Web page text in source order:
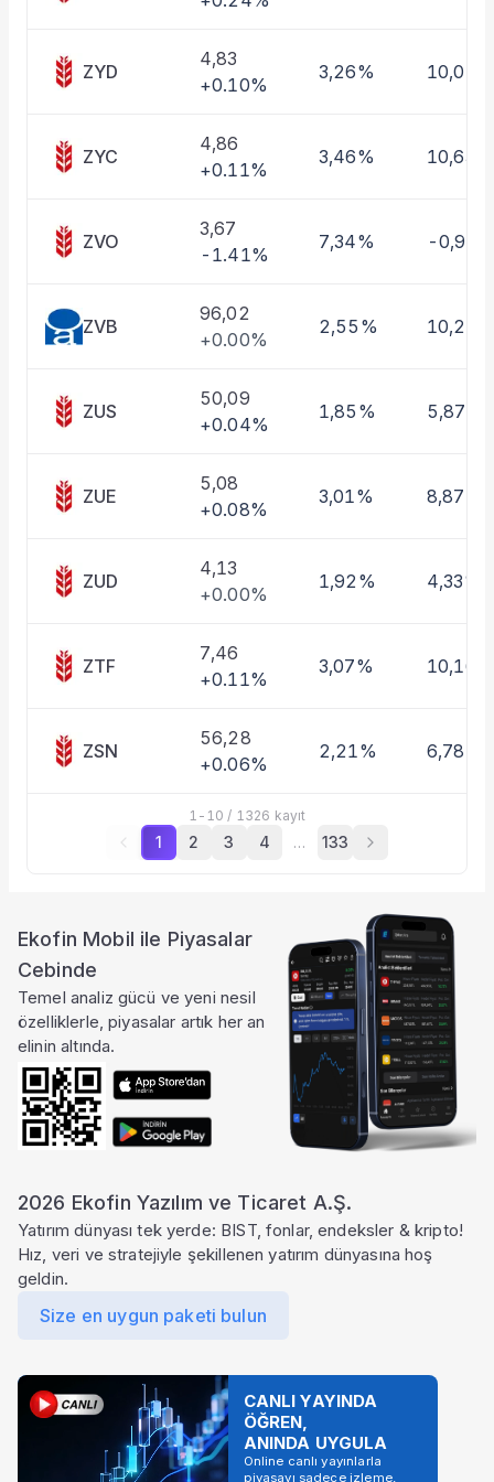
ZYD
4,83
+0.10%
3,26% 10,01%
ZYC
4,86
+0.11%
3,46% 10,63%
ZVO
3,67
-1.41%
7,34% -0,97%
ZVB
96,02
+0.00%
2,55%
ZUS
50,09
+0.04%
1,85% 5,87%
ZUE
5,08
+0.08%
3,01% 8,87%
ZUD
4,13
+0.00%
1,92% 4,33%
ZTF
7,46
+0.11%
3,07% 10,16%
ZSN
56,28
+0.06%
2,21% 6,78%
1 - 10 / 1326 kayıt
1 2 3 4 … 133
Ekofin Mobil ile Piyasalar
Cebinde
Temel analiz gücü ve yeni nesil
özelliklerle, piyasalar artık her an
elinin altında.
2026 Ekofin Yazılım ve Ticaret A.Ş.
Yatırım dünyası tek yerde: BIST, fonlar, endeksler & kripto!
Hız, veri ve stratejiyle şekillenen yatırım dünyasına hoş
geldin.
Size en uygun paketi bulun
CANLI YAYINDA
ÖĞREN,
ANINDA UYGULA
Online canlı yayınlarla
piyasayı sadece izleme,